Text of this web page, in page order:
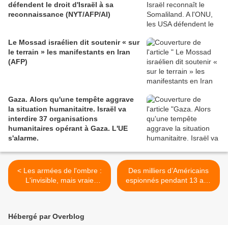
défendent le droit d'Israël à sa
reconnaissance (NYT/AFP/AI)
Le Mossad israélien dit soutenir « sur
le terrain » les manifestants en Iran
(AFP)
Gaza. Alors qu'une tempête aggrave
la situation humanitaitre. Israël va
interdire 37 organisations
humanitaires opérant à Gaza. L'UE
s'alarme.
< Les armées de l'ombre :
L'invisible, mais vraie
guerre des Etats-Unis en
Des milliers d’Américains
espionnés pendant 13 ans
via les caméras de leurs
Hébergé par Overblog